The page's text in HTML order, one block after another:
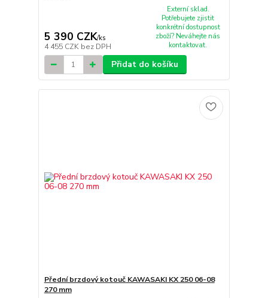
5 390 CZK/ks
4 455 CZK bez DPH
Externí sklad.
Potřebujete zjistit
konkrétní dostupnost
zboží? Neváhejte nás
kontaktovat.
Přidat do košíku
Přední brzdový kotouč KAWASAKI KX 250 06-08
270 mm